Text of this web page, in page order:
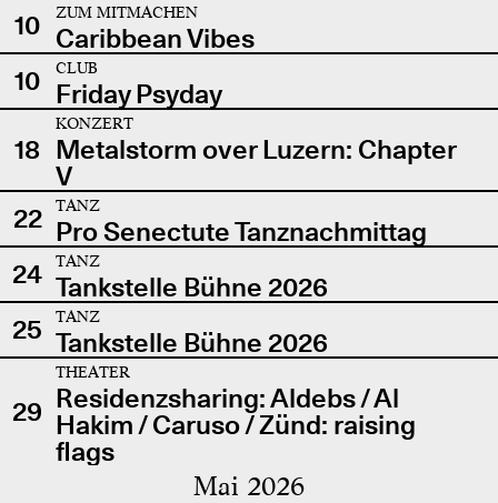
10
ZUM MITMACHEN
Caribbean Vibes
10
CLUB
Friday Psyday
18
KONZERT
Metalstorm over Luzern: Chapter
V
22
TANZ
Pro Senectute Tanznachmittag
24
TANZ
Tankstelle Bühne 2026
25
TANZ
Tankstelle Bühne 2026
29
THEATER
Residenzsharing: Aldebs / Al
Hakim / Caruso / Zünd: raising
flags
Mai 2026